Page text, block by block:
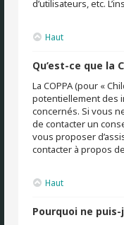
d’utilisateurs, etc.
Haut
Qu’est-ce que la
La COPPA (pour «
potentiellement des
concernés. Si vous
de contacter un
vous proposer
contacter à propos
Haut
Pourquoi ne puis-